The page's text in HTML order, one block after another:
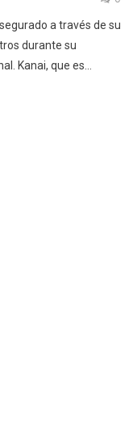
a través de su
durante su
Kanai, que es…